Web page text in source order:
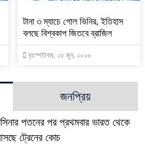
টানা ৩ ম্যাচে গোল ভিনির, ইতিহাস
বলছে বিশ্বকাপ জিতবে ব্রাজিল
বৃহস্পতিবার, ২৫ জুন, ২০২৬
জনপ্রিয়
পতনের পর প্রথমবার ভারত থেকে
ট্রেনের কোচ